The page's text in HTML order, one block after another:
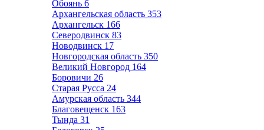
Обоянь 6
Архангельская область 353
Архангельск 166
Северодвинск 83
Новодвинск 17
Новгородская область 350
Великий Новгород 164
Боровичи 26
Старая Русса 24
Амурская область 344
Благовещенск 163
Тында 31